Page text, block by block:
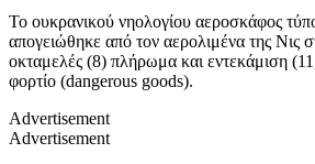
Το ουκρανικού νηολογίου αεροσκάφος
απογειώθηκε από τον αερολιμένα της Νις
οκταμελές (8) πλήρωμα και εντεκάμιση
φορτίο (dangerous goods).
Advertisement
Advertisement